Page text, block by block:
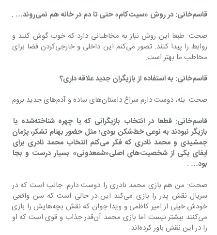
قاسم‌خانی: در روش «سیت‌کام» حتی تا دم در خانه هم نمی‌روند… .
صحت: طبعا این روش نیاز به مخاطبانی دارد که خوب گوش کنند و
روابط را پیدا کنند. تصور می‌کنم این داخلی و خارجی‌کردن فضا برای
مخاطب ما بهتر است.
قاسم‌خانی: به استفاده از بازیگران جدید علاقه داری؟
صحت: بله، دوست دارم سراغ داستان‌های ساده و آدم‌های جدید بروم.
قاسم‌خانی: قطعا در انتخاب بازیگرانی که یا چهره شناخته‌شده‌ یا
بازیگر نبودند به نوعی خط‌شکن بودی؛ مثل حضور بهنام تشکر، پژمان
جمشیدی و محمد نادری که فکر می‌کنم انتخاب محمد نادری برای
ایفای یکی از شخصیت‌های اصلی«شمعدونی» بسیار درست و بجا
بود… .
صحت: من هم بازی محمد نادری را دوست دارم. جالب است که در
سریال نقش پدر را بازی می‌کند این در حالی است که سن واقعی
خودش خیلی از امیر کاظمی و ویدا جوان که نقش بچه‌هایش را بازی
می‌کنند بیشتر نیست اما بازی محمد آن‌قدر جذاب و قوی است که او
را در این نقش باور کرده‌اند.